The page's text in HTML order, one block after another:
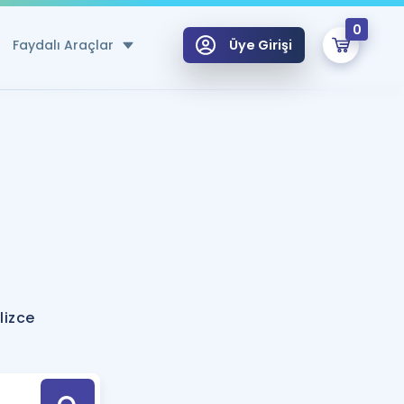
Faydalı Araçlar
Hesaplama Aracı
için Öneriler
Tek Takvimde
Üye Girişi
0